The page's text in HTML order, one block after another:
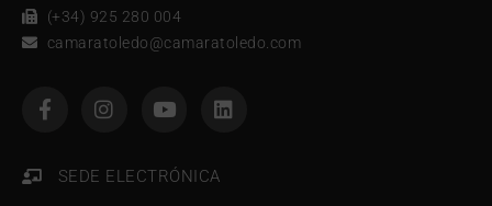
(+34) 925 280 004
camaratoledo@camaratoledo.com
SEDE ELECTRÓNICA